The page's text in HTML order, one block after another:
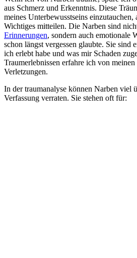
aus Schmerz und ⁣Erkenntnis. Diese
meines Unterbewusstseins
Wichtiges mitteilen. Die Narben sind
Erinnerungen, sondern ⁢auch emotionale
schon längst vergessen glaubte. Sie sind
ich erlebt habe ‌und⁢ was⁢ mir ⁣Schaden
⁤Traumerlebnissen⁤ erfahre ich von
Verletzungen.
In der traumanalyse können Narben viel
Verfassung verraten. Sie stehen oft für: